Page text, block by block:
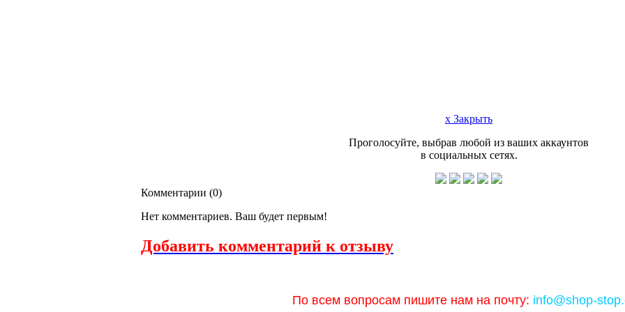
x Закрыть
Проголосуйте, выбрав любой из ваших аккаунтов
в социальных сетях.
Комментарии (0)
Нет комментариев. Ваш будет первым!
Добавить комментарий к отзыву
По всем вопросам пишите нам на почту: info@shop-